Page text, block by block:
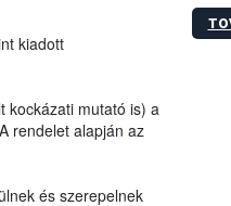
kiadott
kockázati mutató is) a
rendelet alapján az
és szerepelnek